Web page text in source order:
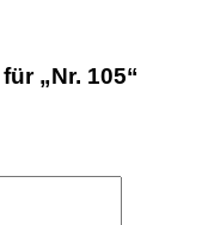
„Nr. 105“